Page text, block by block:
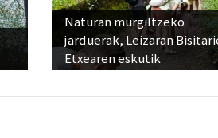
Naturan murgiltzeko
jarduerak, Leizaran
Etxearen eskutik